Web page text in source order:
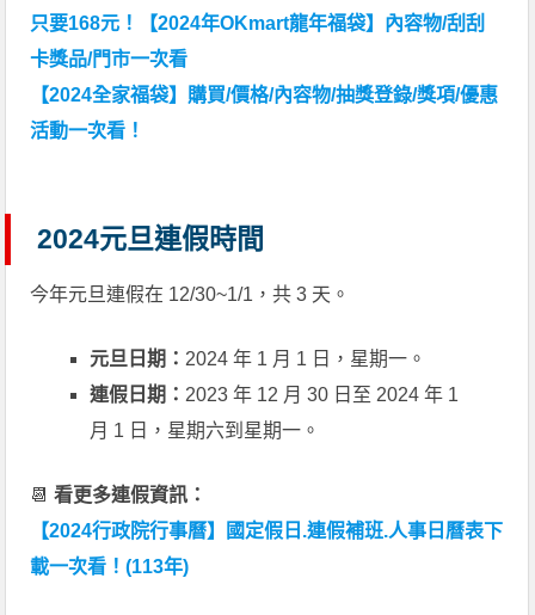
只要168元！【2024年OKmart龍年福袋】內容物/刮刮
卡獎品/門市一次看
【2024全家福袋】購買/價格/內容物/抽獎登錄/獎項/優惠
活動一次看！
2024元旦連假時間
今年元旦連假在 12/30~1/1，共 3 天。
元旦日期： 2024 年 1 月 1 日，星期一。
連假日期： 2023 年 12 月 30 日至 2024 年 1
月 1 日，星期六到星期一。
📆看更多連假資訊：
【2024行政院行事曆】國定假日.連假補班.人事日曆表下
載一次看！(113年)